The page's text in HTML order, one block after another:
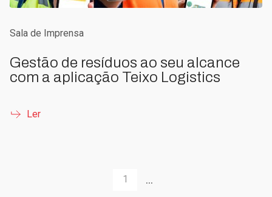
Sala de Imprensa
Gestão de resíduos ao seu alcance
com a aplicação Teixo Logistics
Ler
1 ...